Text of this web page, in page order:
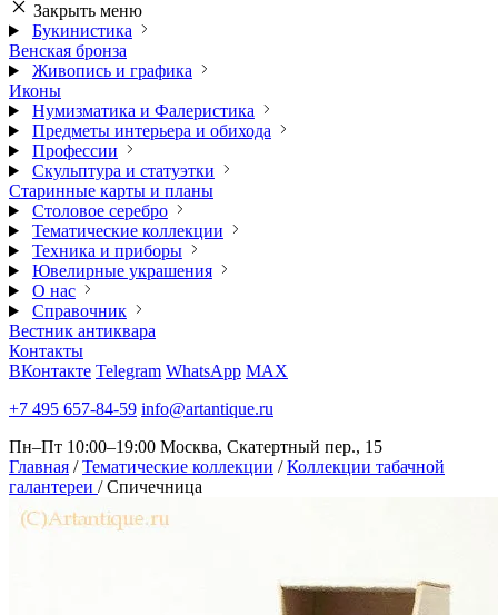
Закрыть меню
Букинистика
Венская бронза
Живопись и графика
Иконы
Нумизматика и Фалеристика
Предметы интерьера и обихода
Профессии
Скульптура и статуэтки
Старинные карты и планы
Столовое серебро
Тематические коллекции
Техника и приборы
Ювелирные украшения
О нас
Справочник
Вестник антиквара
Контакты
ВКонтакте Telegram WhatsApp MAX
+7 495 657-84-59 info@artantique.ru
Пн–Пт 10:00–19:00 Москва, Скатертный пер., 15
Главная / Тематические коллекции / Коллекции табачной
галантереи / Спичечница